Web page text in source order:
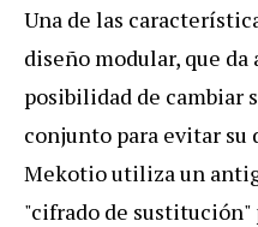
Una de las
diseño modular, que
posibilidad de cambiar
conjunto para evitar su
Mekotio utiliza un
"cifrado de